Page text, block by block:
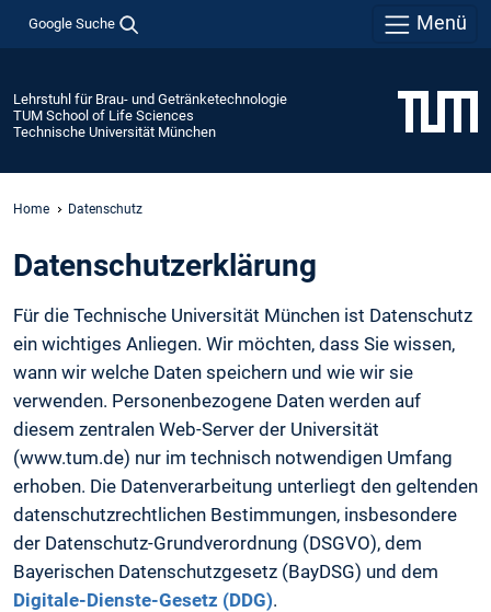
Google Suche Menü
Lehrstuhl für Brau- und Getränketechnologie
TUM School of Life Sciences
Technische Universität München
Home Datenschutz
Daten­schutz­erklärung
Für die Technische Universität München ist Datenschutz
ein wichtiges Anliegen. Wir möchten, dass Sie wissen,
wann wir welche Daten speichern und wie wir sie
verwenden. Personenbezogene Daten werden auf
diesem zentralen Web-Server der Universität
(www.tum.de) nur im technisch notwendigen Umfang
erhoben. Die Datenverarbeitung unterliegt den geltenden
datenschutzrechtlichen Bestimmungen, insbesondere
der Datenschutz-Grundverordnung (DSGVO), dem
Bayerischen Datenschutzgesetz (BayDSG) und dem
Digitale-Dienste-Gesetz (DDG).